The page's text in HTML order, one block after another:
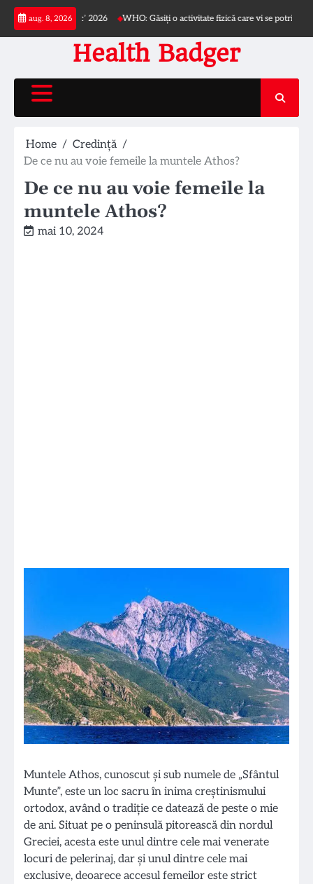
Skip
content
aug. 8, 2026
Czihac’ 2026 WHO: Găsiți o activitate fizică care vi se potrivește Ce
Health Badger
Home
Credință
De ce nu au voie femeile la muntele Athos?
De ce nu au voie femeile la
muntele Athos?
mai 10, 2024
Muntele Athos, cunoscut și sub numele de „Sfântul
Munte”, este un loc sacru în inima creștinismului
ortodox, având o tradiție ce datează de peste o mie
de ani. Situat pe o peninsulă pitorească din nordul
Greciei, acesta este unul dintre cele mai venerate
locuri de pelerinaj, dar și unul dintre cele mai
exclusive, deoarece accesul femeilor este strict